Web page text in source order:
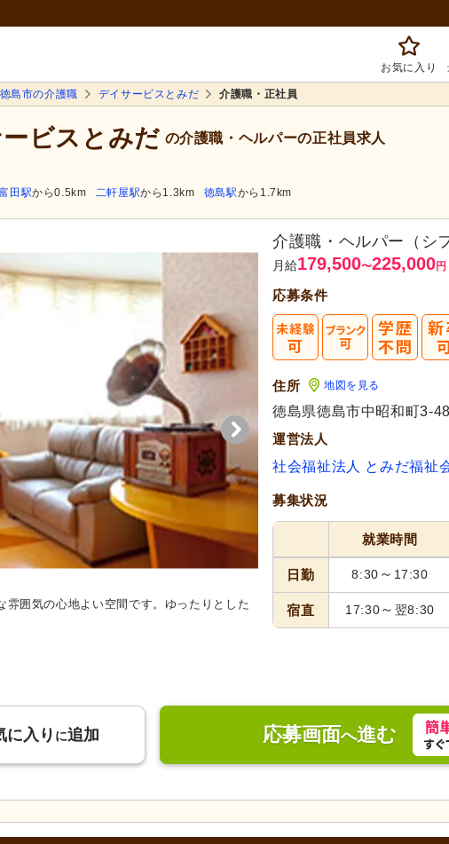
お気に入り
徳島市の介護職 デイサービスとみだ 介護職・正社員
ービスとみだ の介護職・ヘルパーの正社員求人
田駅から0.5km 二軒屋駅から1.3km 徳島駅から1.7km
雰囲気の心地よい空間です。ゆったりとした
ラウンジ
自然光が差し込む温
との交流も盛んです。
介護職・ヘルパー（シ
月給179,500〜225,000円
応募条件
住所 地図を見る
徳島県徳島市中昭和町3-
運営法人
社会福祉法人 とみだ福祉
募集状況
就業時間
日勤 8:30 ～ 17:30
宿直 17:30～ 翌8:30
に入り に追加 応募画面へ進む